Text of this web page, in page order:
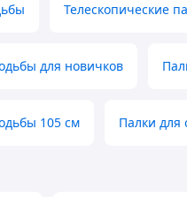
Телескопические
для новичков
105 см Палки для